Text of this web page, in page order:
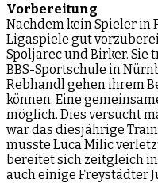
Vorbereitung
Nachdem kein Spieler in
Ligaspiele gut
Spoljarec und Birker.
BBS-Sportschule in
Rebhandl gehen ihrem
können. Eine
möglich. Dies versucht
war das diesjährige
musste Luca Milic
bereitet sich zeitgleich in
auch einige Freystädter